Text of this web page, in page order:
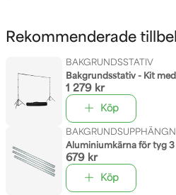
Rekommenderade
BAKGRUNDSSTATIV
Bakgrundsstativ - Kit
1 279 kr
Köp
Aluminiumkärna för tyg
679 kr
Köp